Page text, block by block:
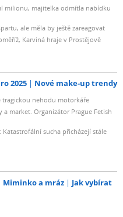
milionu, majitelka odmítla nabídku
ale měla by ještě zareagovat
Karviná hraje v Prostějově
2025 Nové make-up trendy
tragickou nehodu motorkáře
market. Organizátor Prague Fetish
sucha přicházejí stále
Miminko a mráz
Jak vybírat